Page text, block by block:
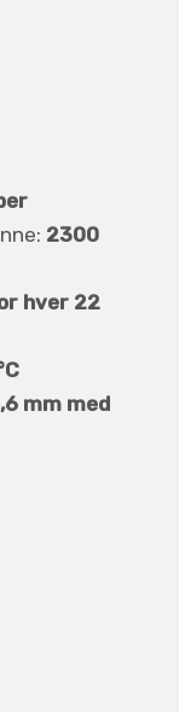
2300
hver 22
mm med